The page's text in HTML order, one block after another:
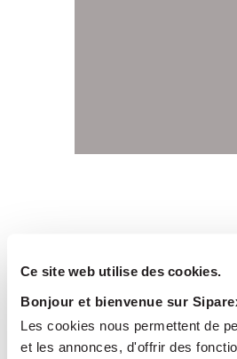
Ce site web utilise des cookies.
Bonjour et bienvenue sur
Les cookies nous permettent de
et les annonces, d'offrir des